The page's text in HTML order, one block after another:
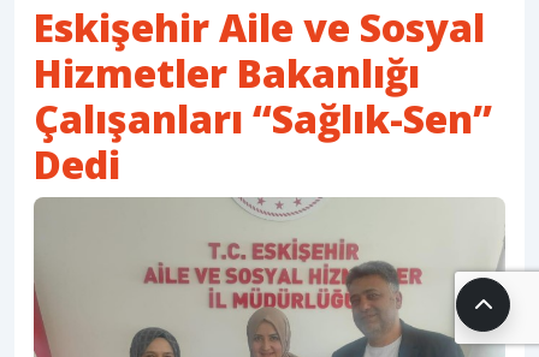
Eskişehir Aile ve Sosyal
Hizmetler Bakanlığı
Çalışanları “Sağlık-Sen”
Dedi